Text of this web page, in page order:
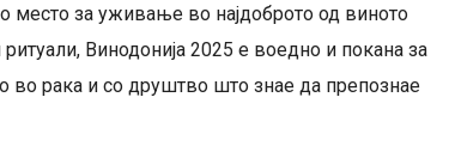
за уживање во најдоброто од виното
Винодонија 2025 е воедно и покана за
во рака и со друштво што знае да препознае